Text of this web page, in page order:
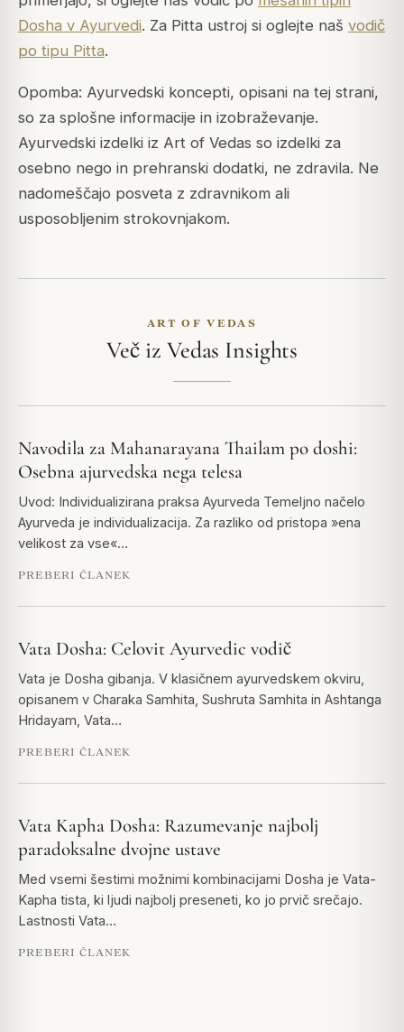
Dosha v Ayurvedi. Za Pitta ustroj si oglejte naš vodič
po tipu Pitta.
Opomba: Ayurvedski koncepti, opisani na tej strani,
so za splošne informacije in izobraževanje.
Ayurvedski izdelki iz Art of Vedas so izdelki za
osebno nego in prehranski dodatki, ne zdravila. Ne
nadomeščajo posveta z zdravnikom ali
usposobljenim strokovnjakom.
ART OF VEDAS
Več iz Vedas Insights
Navodila za Mahanarayana Thailam po doshi:
Osebna ajurvedska nega telesa
Uvod: Individualizirana praksa Ayurveda Temeljno načelo
Ayurveda je individualizacija. Za razliko od pristopa »ena
velikost za vse«…
PREBERI ČLANEK
Vata Dosha: Celovit Ayurvedic vodič
Vata je Dosha gibanja. V klasičnem ayurvedskem okviru,
opisanem v Charaka Samhita, Sushruta Samhita in Ashtanga
Hridayam, Vata…
PREBERI ČLANEK
Vata Kapha Dosha: Razumevanje najbolj
paradoksalne dvojne ustave
Med vsemi šestimi možnimi kombinacijami Dosha je Vata-
Kapha tista, ki ljudi najbolj preseneti, ko jo prvič srečajo.
Lastnosti Vata…
PREBERI ČLANEK